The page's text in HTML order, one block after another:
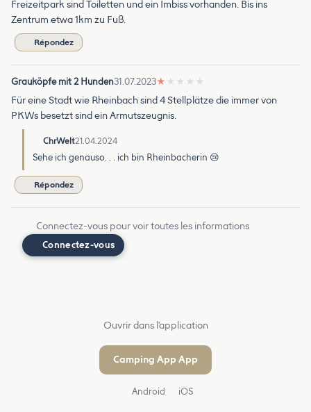
Freizeitpark sind Toiletten und ein Imbiss vorhanden. Bis ins
Zentrum etwa 1km zu Fuß.
Répondez
Grauköpfe mit 2 Hunden31.07.2023★ ★ ★ ★ ★
Für eine Stadt wie Rheinbach sind 4 Stellplätze die immer von
PKWs besetzt sind ein Armutszeugnis.
ChrWelt21.04.2024
Sehe ich genauso. . . ich bin Rheinbacherin 😢
Répondez
Connectez-vous pour voir toutes les informations
Connectez-vous
Ouvrir dans l'application
Camping App App
Android iOS